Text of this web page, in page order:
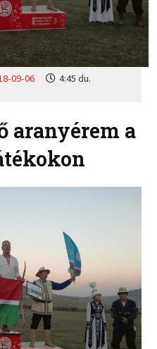
09-06
4:45 du.
aranyérem a